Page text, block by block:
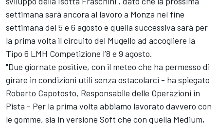
settimana sarà ancora al lavoro a Monza nel fine
settimana del 5 e 6 agosto e quella successiva sarà per
la prima volta il circuito del Mugello ad accogliere la
Tipo 6 LMH Competizione l’8 e 9 agosto.
"Due giornate positive, con il meteo che ha permesso di
girare in condizioni utili senza ostacolarci - ha spiegato
Roberto Capotosto, Responsabile delle Operazioni in
Pista - Per la prima volta abbiamo lavorato davvero con
le gomme, sia in versione Soft che con quella Medium,